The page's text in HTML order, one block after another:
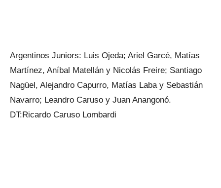
Argentinos Juniors: Luis Ojeda; Ariel Garcé, Matías
Martínez, Aníbal Matellán y Nicolás Freire; Santiago
Nagüel, Alejandro Capurro, Matías Laba y Sebastián
Navarro; Leandro Caruso y Juan Anangonó.
DT:Ricardo Caruso Lombardi